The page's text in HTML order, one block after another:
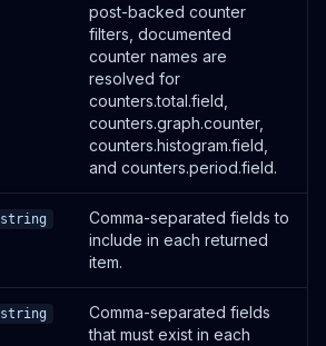
post-backed counter
filters, documented
counter names are
resolved for
counters.total.field,
counters.graph.counter,
counters.histogram.field,
and counters.period.field.
string
Comma-separated fields to
include in each returned
item.
string
Comma-separated fields
that must exist in each